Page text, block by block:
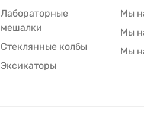
Лабораторные
мешалки
Стеклянные колбы
Эксикаторы
Мы
Мы
Мы